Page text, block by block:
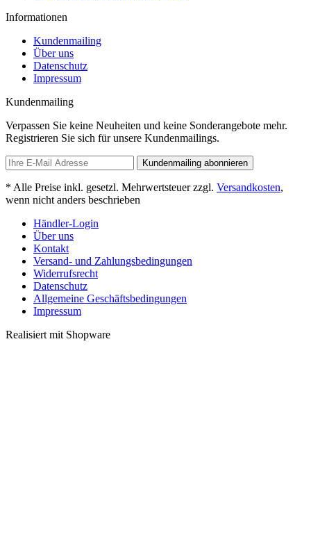
Informationen
Kundenmailing
Über uns
Datenschutz
Impressum
Kundenmailing
Verpassen Sie keine Neuheiten und keine Sonderangebote mehr.
Registrieren Sie sich für unsere Kundenmailings.
Kundenmailing abonnieren
* Alle Preise inkl. gesetzl. Mehrwertsteuer zzgl. Versandkosten,
wenn nicht anders beschrieben
Händler-Login
Über uns
Kontakt
Versand- und Zahlungsbedingungen
Widerrufsrecht
Datenschutz
Allgemeine Geschäftsbedingungen
Impressum
Realisiert mit Shopware